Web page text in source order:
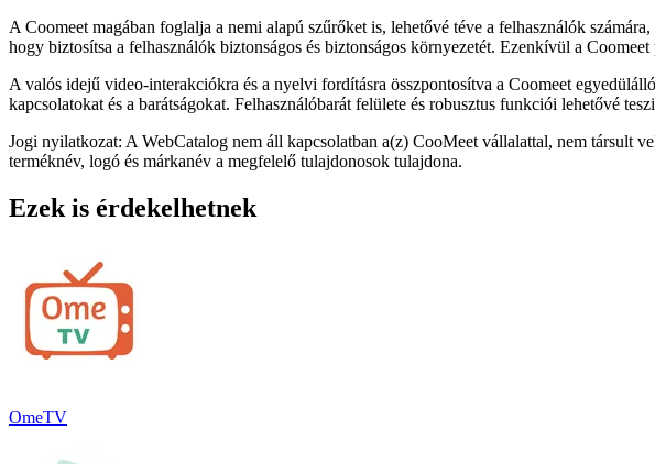
A Coomeet magában foglalja a nemi alapú szűrőket is, lehetővé téve a felhasználók
hogy biztosítsa a felhasználók biztonságos és biztonságos környezetét. Ezenkívül a
A valós idejű video-interakciókra és a nyelvi fordításra összpontosítva a Coomeet
kapcsolatokat és a barátságokat. Felhasználóbarát felülete és robusztus funkciói lehetővé
Jogi nyilatkozat: A WebCatalog nem áll kapcsolatban a(z) CooMeet vállalattal, nem társult
terméknév, logó és márkanév a megfelelő tulajdonosok tulajdona.
Ezek is érdekelhetnek
OmeTV